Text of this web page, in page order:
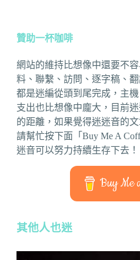
贊助一杯咖啡
網站的維持比想像中還要不
料、聯繫、訪問、逐字稿、
都是迷編從頭到尾完成，主
支出也比想像中龐大，目前
的距離，如果覺得迷迷音的
請幫忙按下面「Buy Me A
迷音可以努力持續生存下去！
Buy Me
其他人也迷